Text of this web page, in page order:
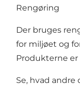
Rengøring
Der bruges
for miljøet og
Produkterne
Se, hvad andre